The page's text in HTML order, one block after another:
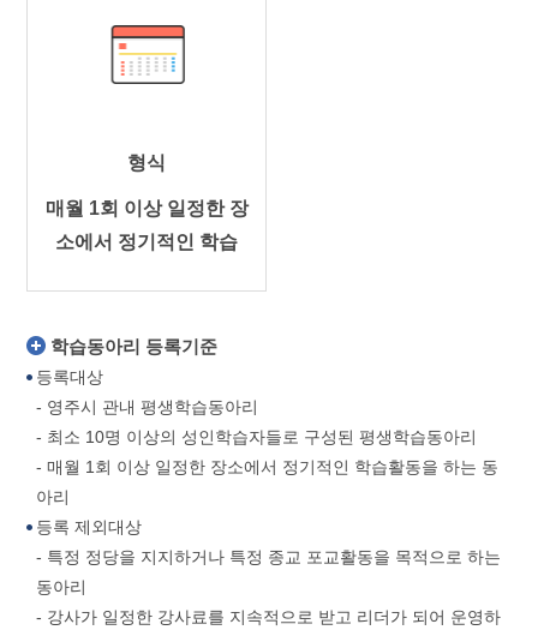
형식
매월 1회 이상 일정한 장
소에서 정기적인 학습
학습동아리 등록기준
등록대상
- 영주시 관내 평생학습동아리
- 최소 10명 이상의 성인학습자들로 구성된 평생학습동아리
- 매월 1회 이상 일정한 장소에서 정기적인 학습활동을 하는 동
아리
등록 제외대상
- 특정 정당을 지지하거나 특정 종교 포교활동을 목적으로 하는
동아리
- 강사가 일정한 강사료를 지속적으로 받고 리더가 되어 운영하